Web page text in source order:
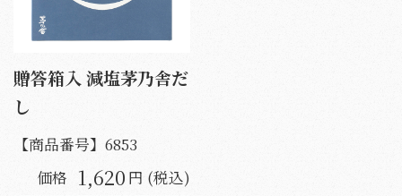
贈答箱入 減塩茅乃舎だ
し
【商品番号】 6853
価格 1,620 円 (税込)